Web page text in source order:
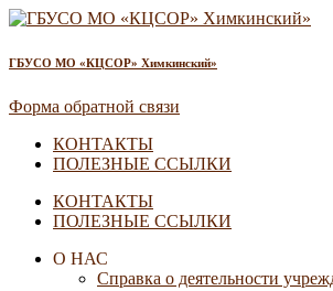
ГБУСО МО «КЦСОР» Химкинский»
Форма обратной связи
КОНТАКТЫ
ПОЛЕЗНЫЕ ССЫЛКИ
КОНТАКТЫ
ПОЛЕЗНЫЕ ССЫЛКИ
О НАС
Справка о деятельности